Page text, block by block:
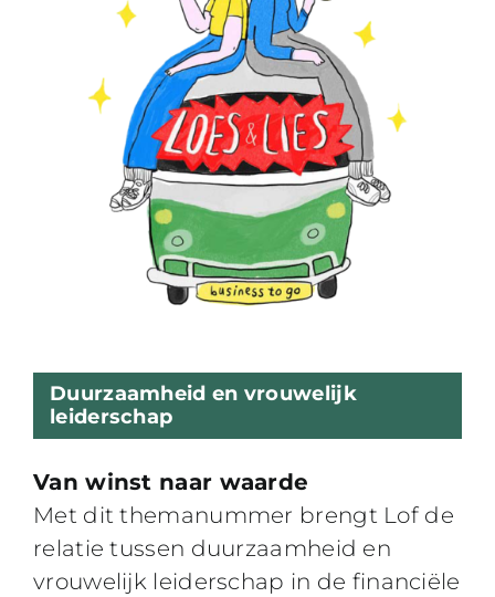
Duurzaamheid en vrouwelijk
leiderschap
Van winst naar waarde
Met dit themanummer brengt Lof de
relatie tussen duurzaamheid en
vrouwelijk leiderschap in de financiële